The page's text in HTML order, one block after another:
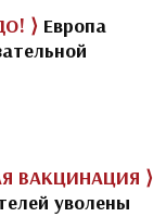
⟩ Европа
ВАКЦИНАЦИЯ ⟩
уволены